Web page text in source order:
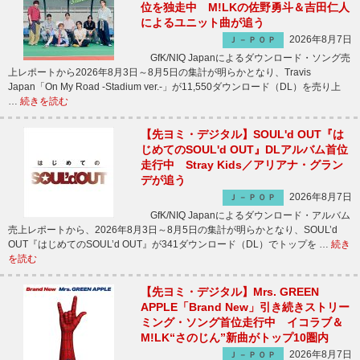
位を独走中 M!LKの佐野勇斗＆吉田仁人
によるユニット曲が追う
Ｊ－ＰＯＰ
2026年8月7日
GfK/NIQ Japanによるダウンロード・ソング売
上レポートから2026年8月3日～8月5日の集計が明らかとなり、Travis
Japan「On My Road -Stadium ver.-」が11,550ダウンロード（DL）を売り上
… 続きを読む
【先ヨミ・デジタル】SOUL'd OUT『は
じめてのSOUL'd OUT』DLアルバム首位
走行中 Stray Kids／アリアナ・グラン
デが追う
Ｊ－ＰＯＰ
2026年8月7日
GfK/NIQ Japanによるダウンロード・アルバム
売上レポートから、2026年8月3日～8月5日の集計が明らかとなり、SOUL’d
OUT『はじめてのSOUL’d OUT』が341ダウンロード（DL）でトップを … 続き
を読む
【先ヨミ・デジタル】Mrs. GREEN
APPLE「Brand New」引き続きストリー
ミング・ソング首位走行中 イコラブ＆
M!LK“さのじん”新曲がトップ10圏内
Ｊ－ＰＯＰ
2026年8月7日